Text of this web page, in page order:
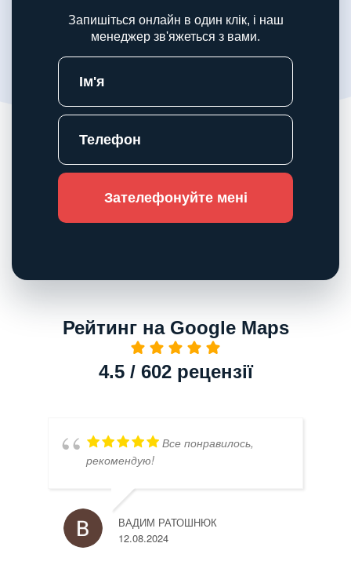
Запишіться онлайн в один клік, і наш
менеджер зв'яжеться з вами.
Зателефонуйте мені
Рейтинг на Google Maps
4.5 / 602 рецензії
Все понравилось,
рекомендую!
ВАДИМ РАТОШНЮК
12.08.2024